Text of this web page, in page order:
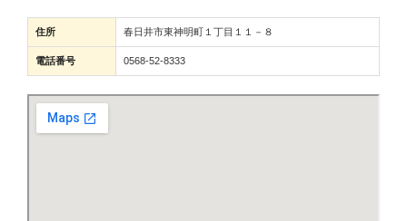
住所 春日井市東神明町１丁目１１－８
電話番号 0568-52-8333